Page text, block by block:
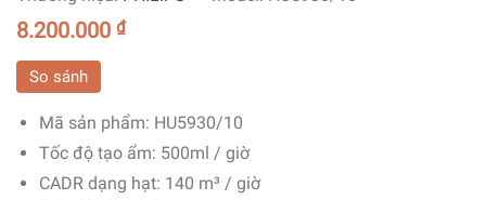
8.200.000 ₫
So sánh
Mã sản phẩm: HU5930/10
Tốc độ tạo ẩm: 500ml / giờ
CADR dạng hạt: 140 m³ / giờ